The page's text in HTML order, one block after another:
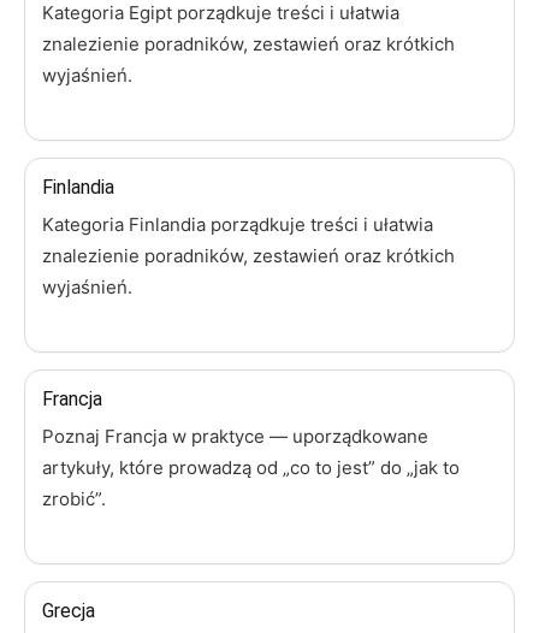
Kategoria Egipt porządkuje treści i ułatwia
znalezienie poradników, zestawień oraz krótkich
wyjaśnień.
Finlandia
Kategoria Finlandia porządkuje treści i ułatwia
znalezienie poradników, zestawień oraz krótkich
wyjaśnień.
Francja
Poznaj Francja w praktyce — uporządkowane
artykuły, które prowadzą od „co to jest” do „jak to
zrobić”.
Grecja